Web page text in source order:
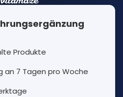
Produkte
an 7 Tagen pro Woche